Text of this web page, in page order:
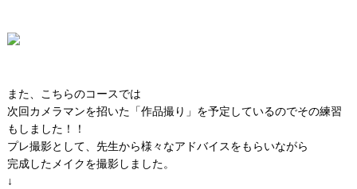
また、こちらのコースでは
次回カメラマンを招いた「作品撮り」を予定しているのでその練習
もしました！！
プレ撮影として、先生から様々なアドバイスをもらいながら
完成したメイクを撮影しました。
↓